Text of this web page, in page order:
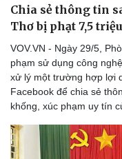
Chia sẻ thông tin
Thơ bị phạt 7,5
VOV.VN - Ngày 29/5,
phạm sử dụng công
xử lý một trường hợp lợi
Facebook để chia sẻ
khống, xúc phạm uy tín